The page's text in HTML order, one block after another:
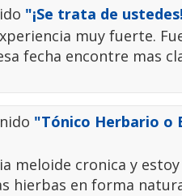
"¡Se trata de
muy fuerte.
fecha encontre mas
"Tónico Herbario o
meloide cronica y
hierbas en forma